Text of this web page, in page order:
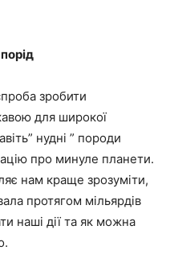
зробити
для широкої
нудні ” породи
про минуле планети.
нам краще зрозуміти,
протягом мільярдів
наші дії та як можна